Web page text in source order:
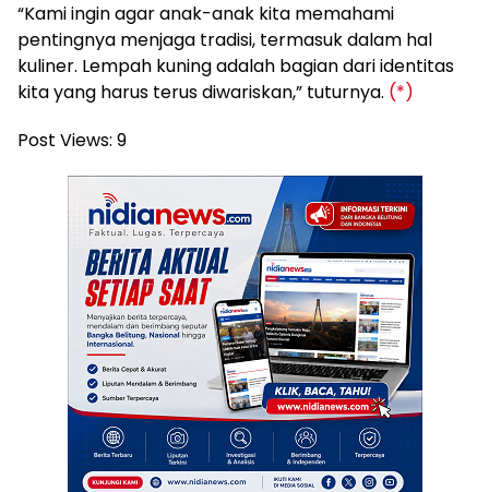
“Kami ingin agar anak-anak kita memahami
pentingnya menjaga tradisi, termasuk dalam hal
kuliner. Lempah kuning adalah bagian dari identitas
kita yang harus terus diwariskan,” tuturnya. (*)
Post Views: 9